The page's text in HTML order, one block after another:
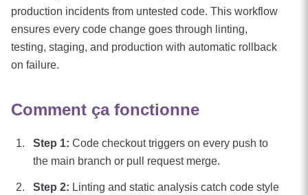
production incidents from untested code. This workflow
ensures every code change goes through linting,
testing, staging, and production with automatic rollback
on failure.
Comment ça fonctionne
Step 1: Code checkout triggers on every push to
the main branch or pull request merge.
Step 2: Linting and static analysis catch code style